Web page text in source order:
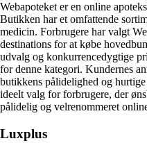
Webapoteket er en online
Butikken har et omfattende
medicin. Forbrugere har valgt
destinations for at købe
udvalg og konkurrencedygtige
for denne kategori. Kundernes
butikkens pålidelighed og
ideelt valg for forbrugere, der
pålidelig og velrenommeret
Luxplus